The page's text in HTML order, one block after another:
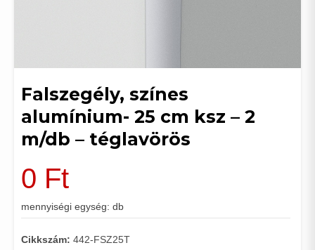
Falszegély, színes
alumínium- 25 cm ksz – 2
m/db – téglavörös
0 Ft
mennyiségi egység: db
Cikkszám: 442-FSZ25T